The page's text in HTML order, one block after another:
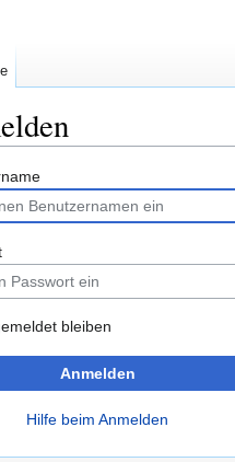
bleiben
Anmelden
Hilfe beim Anmelden